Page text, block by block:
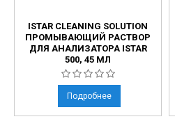
ISTAR CLEANING SOLUTION
ПРОМЫВАЮЩИЙ РАСТВОР
ДЛЯ АНАЛИЗАТОРА ISTAR
500, 45 МЛ
Подробнее